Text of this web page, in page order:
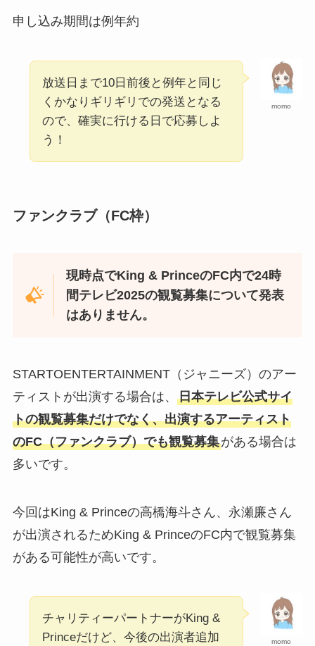
申し込み期間は例年約
momo
放送日まで10日前後と例年と同じ
くかなりギリギリでの発送となる
ので、確実に行ける日で応募しよ
う！
ファンクラブ（FC枠）
現時点でKing & PrinceのFC内で24時
間テレビ2025の観覧募集について発表
はありません。
STARTOENTERTAINMENT（ジャニーズ）のアー
ティストが出演する場合は、 日本テレビ公式サイ
トの観覧募集だけでなく、出演するアーティスト
のFC（ファンクラブ）でも観覧募集がある場合は
多いです。
今回はKing & Princeの高橋海斗さん、永瀬廉さん
が出演されるためKing & PrinceのFC内で観覧募集
がある可能性が高いです。
momo
チャリティーパートナーがKing &
Princeだけど、今後の出演者追加